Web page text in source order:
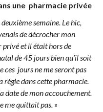
une pharmacie privée
deuxième semaine. Le hic,
de décrocher mon
privé et il était hors de
de 45 jours bien qu’il soit
ces jours ne me seront pas
règle dans cette pharmacie.
date de mon accouchement.
me quittait pas. »